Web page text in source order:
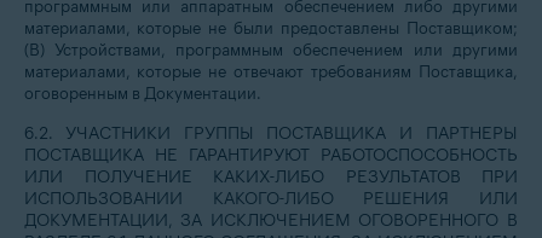
программным или аппаратным обеспечением либо другими
материалами, которые не были предоставлены Поставщиком;
(B) Устройствами, программным обеспечением или другими
материалами, которые не отвечают требованиям Поставщика,
оговоренным в Документации.
6.2. УЧАСТНИКИ ГРУППЫ ПОСТАВЩИКА И ПАРТНЕРЫ
ПОСТАВЩИКА НЕ ГАРАНТИРУЮТ РАБОТОСПОСОБНОСТЬ
ИЛИ ПОЛУЧЕНИЕ КАКИХ-ЛИБО РЕЗУЛЬТАТОВ ПРИ
ИСПОЛЬЗОВАНИИ КАКОГО-ЛИБО РЕШЕНИЯ ИЛИ
ДОКУМЕНТАЦИИ, ЗА ИСКЛЮЧЕНИЕМ ОГОВОРЕННОГО В